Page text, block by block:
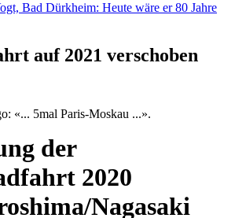
Bad Dürkheim: Heute wäre er 80 Jahre
auf 2021 verschoben
der
2020
Nagasaki